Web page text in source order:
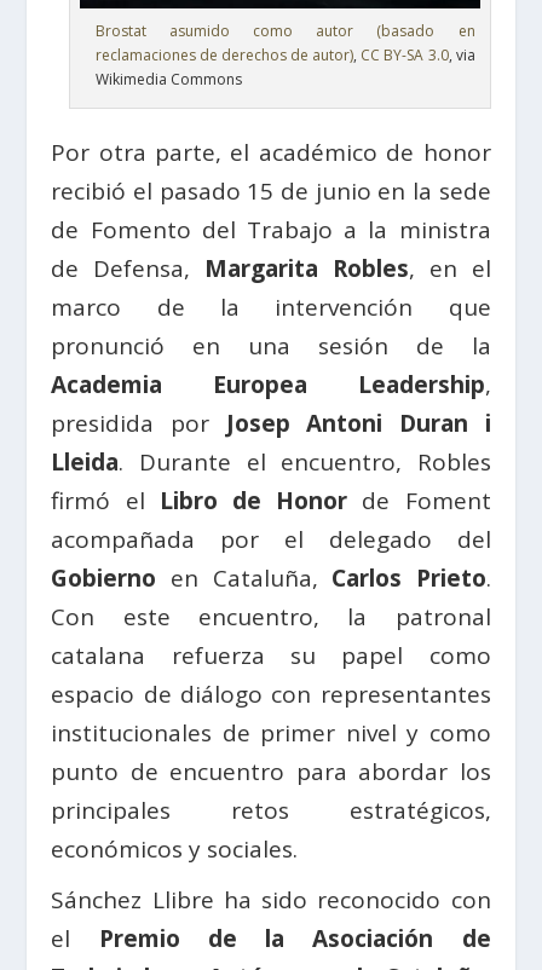
Brostat asumido como autor (basado en
reclamaciones de derechos de autor), CC BY-SA 3.0, via
Wikimedia Commons
Por otra parte, el académico de honor
recibió el pasado 15 de junio en la sede
de Fomento del Trabajo a la ministra
de Defensa, Margarita Robles, en el
marco de la intervención que
pronunció en una sesión de la
Academia Europea Leadership,
presidida por Josep Antoni Duran i
Lleida. Durante el encuentro, Robles
firmó el Libro de Honor de Foment
acompañada por el delegado del
Gobierno en Cataluña, Carlos Prieto.
Con este encuentro, la patronal
catalana refuerza su papel como
espacio de diálogo con representantes
institucionales de primer nivel y como
punto de encuentro para abordar los
principales retos estratégicos,
económicos y sociales.
Sánchez Llibre ha sido reconocido con
el Premio de la Asociación de